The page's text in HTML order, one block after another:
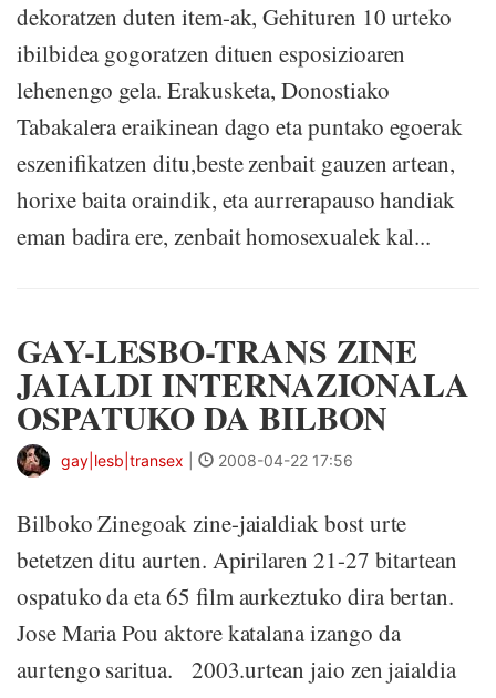
dekoratzen duten item-ak, Gehituren 10 urteko
ibilbidea gogoratzen dituen esposizioaren
lehenengo gela. Erakusketa, Donostiako
Tabakalera eraikinean dago eta puntako egoerak
eszenifikatzen ditu,beste zenbait gauzen artean,
horixe baita oraindik, eta aurrerapauso handiak
eman badira ere, zenbait homosexualek kal...
GAY-LESBO-TRANS ZINE
JAIALDI INTERNAZIONALA
OSPATUKO DA BILBON
gay|lesb|transex 2008-04-22 17:56
Bilboko Zinegoak zine-jaialdiak bost urte
betetzen ditu aurten. Apirilaren 21-27 bitartean
ospatuko da eta 65 film aurkeztuko dira bertan.
Jose Maria Pou aktore katalana izango da
aurtengo saritua. 2003.urtean jaio zen jaialdia